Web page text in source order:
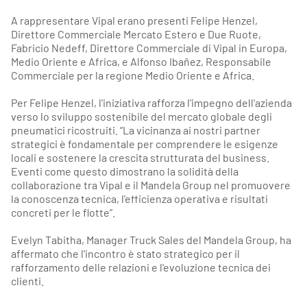
A rappresentare Vipal erano presenti Felipe Henzel,
Direttore Commerciale Mercato Estero e Due Ruote,
Fabricio Nedeff, Direttore Commerciale di Vipal in Europa,
Medio Oriente e Africa, e Alfonso Ibañez, Responsabile
Commerciale per la regione Medio Oriente e Africa.
Per Felipe Henzel, l'iniziativa rafforza l'impegno dell'azienda
verso lo sviluppo sostenibile del mercato globale degli
pneumatici ricostruiti. “La vicinanza ai nostri partner
strategici è fondamentale per comprendere le esigenze
locali e sostenere la crescita strutturata del business.
Eventi come questo dimostrano la solidità della
collaborazione tra Vipal e il Mandela Group nel promuovere
la conoscenza tecnica, l'efficienza operativa e risultati
concreti per le flotte”.
Evelyn Tabitha, Manager Truck Sales del Mandela Group, ha
affermato che l'incontro è stato strategico per il
rafforzamento delle relazioni e l'evoluzione tecnica dei
clienti.